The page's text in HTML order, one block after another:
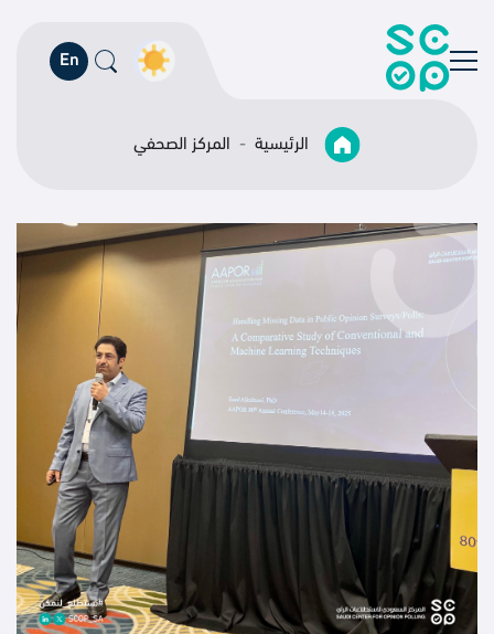
En
الرئيسية المركز الصحفي